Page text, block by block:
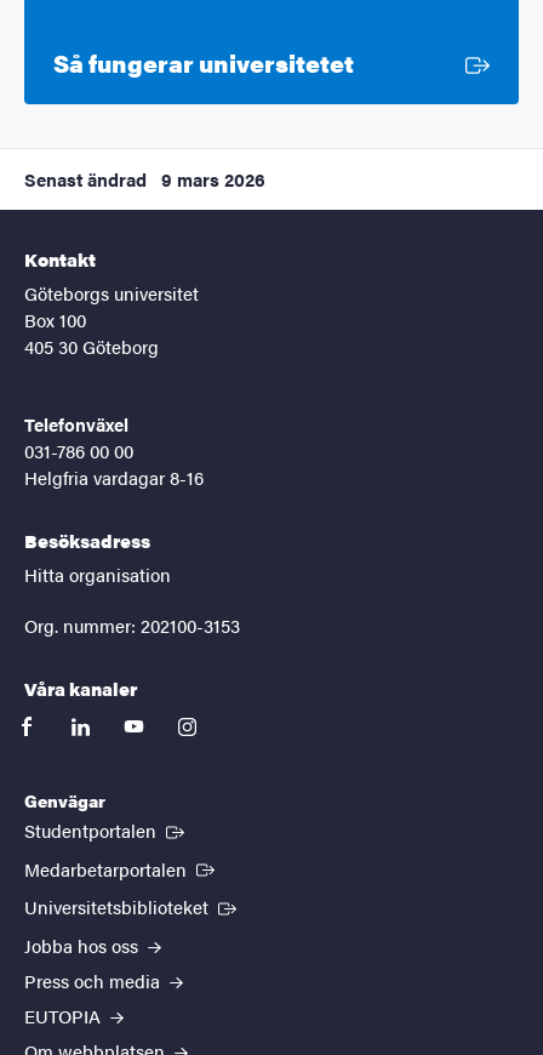
Så fungerar universitetetExtern länk
Senast ändrad 9 mars 2026
Kontakt
Göteborgs universitet
Box 100
405 30 Göteborg
Telefonväxel
031-786 00 00
Helgfria vardagar 8-16
Besöksadress
Hitta organisation
Org. nummer: 202100-3153
Våra kanaler
facebooklinkedinyoutubeinstagram
Genvägar
Studentportalen (Extern länk)
Medarbetarportalen (Extern länk)
Universitetsbiblioteket (Extern länk)
Jobba hos oss
Press och media
EUTOPIA